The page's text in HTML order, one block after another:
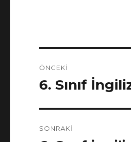
gezinmesi
ÖNCEKI
Önceki
6. Sınıf
SONRAKI